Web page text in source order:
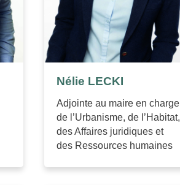
Nélie LECKI
Adjointe au maire en charge
de l’Urbanisme, de l’Habitat,
des Affaires juridiques et
des Ressources humaines